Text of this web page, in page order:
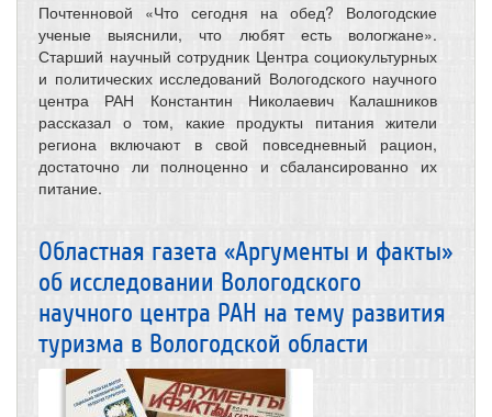
Почтенновой «Что сегодня на обед? Вологодские
ученые выяснили, что любят есть вологжане».
Старший научный сотрудник Центра социокультурных
и политических исследований Вологодского научного
центра РАН Константин Николаевич Калашников
рассказал о том, какие продукты питания жители
региона включают в свой повседневный рацион,
достаточно ли полноценно и сбалансированно их
питание.
Областная газета «Аргументы и факты»
об исследовании Вологодского
научного центра РАН на тему развития
туризма в Вологодской области